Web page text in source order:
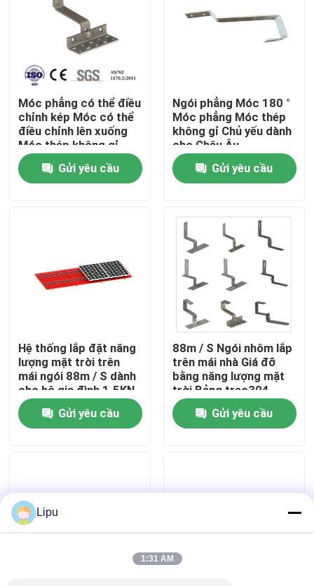
Trang chủ
Video
Về chúng tôi
Tham quan nhà máy
Liên hệ chúng tôi
Các trường hợp
Móc phẳng có thể điều
chỉnh kép Móc có thể
điều chỉnh lên xuống
Móc thép không gỉ
Chủ yếu dành cho Châu
Âu
Gửi yêu cầu
Ngói phẳng Móc 180 °
Móc phẳng Móc thép
không gỉ Chủ yếu dành
cho Châu Âu
Gửi yêu cầu
Hệ thống lắp đặt năng
lượng mặt trời trên
mái ngói 88m / S dành
cho hộ gia đình 1.5KN
/ M2
Gửi yêu cầu
88m / S Ngói nhôm lắp
trên mái nhà Giá đỡ
bằng năng lượng mặt
trời Bảng treo304
Gửi yêu cầu
Lipu
1:31 AM